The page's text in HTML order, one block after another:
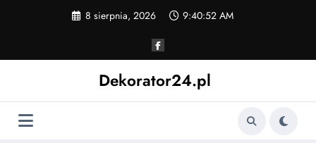
8 sierpnia, 2026 9:40:53 AM
Dekorator24.pl